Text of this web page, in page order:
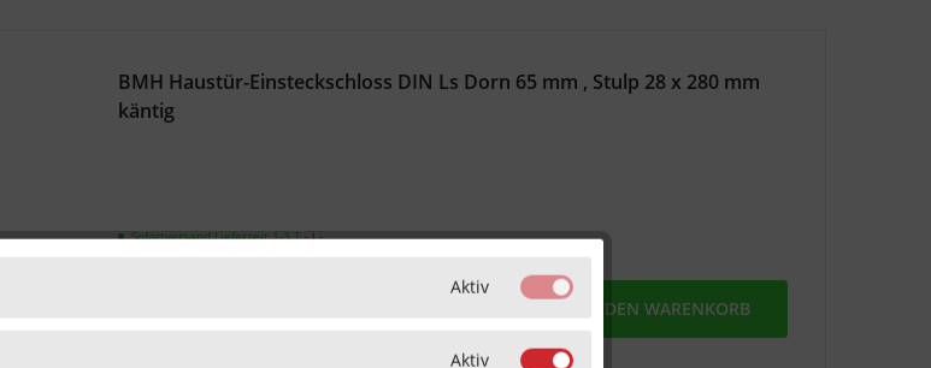
BMH Haustür-Einsteckschloss DIN Ls Dorn 65 mm , Stulp 28 x 280 mm
käntig
Sofortversand Lieferzeit 1-3 T- ℹ -
IN DEN WARENKORB
Aktiv
Aktiv